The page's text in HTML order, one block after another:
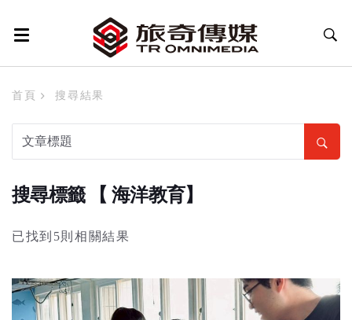
首頁 搜尋結果
搜尋標籤 【 海洋教育】
已找到5則相關結果